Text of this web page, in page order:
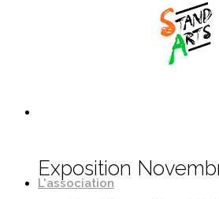
L'association
Exposition